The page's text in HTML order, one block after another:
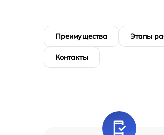
Преимущества Этапы
Контакты